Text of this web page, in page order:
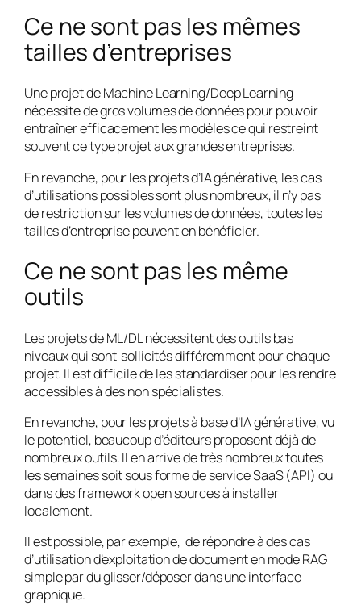
Ce ne sont pas les mêmes
tailles d’entreprises
Une projet de Machine Learning/Deep Learning
nécessite de gros volumes de données pour pouvoir
entraîner efficacement les modèles ce qui restreint
souvent ce type projet aux grandes entreprises.
En revanche, pour les projets d’IA générative, les cas
d’utilisations possibles sont plus nombreux, il n’y pas
de restriction sur les volumes de données, toutes les
tailles d’entreprise peuvent en bénéficier.
Ce ne sont pas les même
outils
Les projets de ML/DL nécessitent des outils bas
niveaux qui sont sollicités différemment pour chaque
projet. Il est difficile de les standardiser pour les rendre
accessibles à des non spécialistes.
En revanche, pour les projets à base d’IA générative, vu
le potentiel, beaucoup d’éditeurs proposent déjà de
nombreux outils. Il en arrive de très nombreux toutes
les semaines soit sous forme de service SaaS (API) ou
dans des framework open sources à installer
localement.
Il est possible, par exemple, de répondre à des cas
d’utilisation d’exploitation de document en mode RAG
simple par du glisser/déposer dans une interface
graphique.